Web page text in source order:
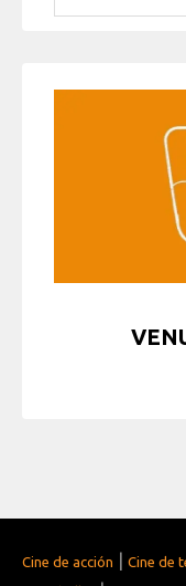
Cine de acción | Cine de